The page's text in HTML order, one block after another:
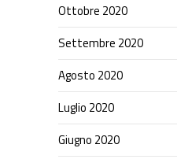
Ottobre 2020
Settembre 2020
Agosto 2020
Luglio 2020
Giugno 2020